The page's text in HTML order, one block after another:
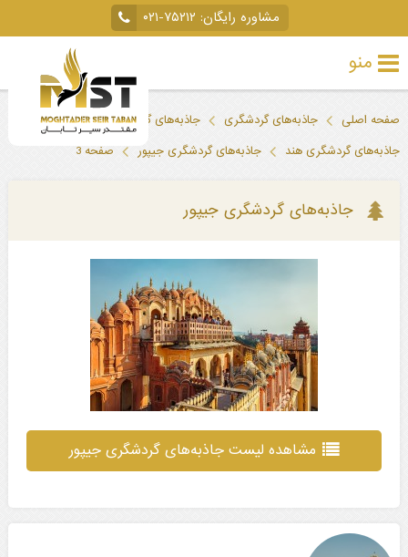
مشاوره رایگان: ۰۲۱-۷۵۲۱۲
منو
داخلی
صفحه اصلی جاذبه‌های گردشگری
جاذبه‌های گردشگری خارجی
جاذبه‌های گردشگری هند
جاذبه‌های گردشگری جیپور صفحه 3
جاذبه‌های گردشگری جیپور
مشاهده لیست جاذبه‌های گردشگری جیپور